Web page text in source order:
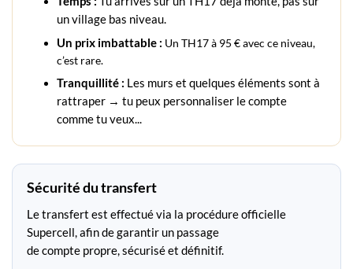
un village bas niveau.
Un prix imbattable : Un TH17 à 95 € avec ce niveau,
c’est rare.
Tranquillité : Les murs et quelques éléments sont à
rattraper → tu peux personnaliser le compte
comme tu veux...
Sécurité du transfert
Le transfert est effectué via la procédure officielle
Supercell, afin de garantir un passage
de compte propre, sécurisé et définitif.